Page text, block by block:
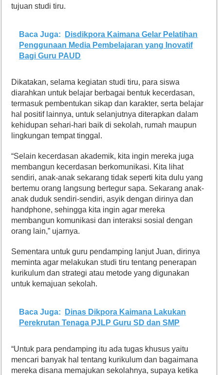
tujuan studi tiru.
Baca Juga:
Disdikpora Kaimana Gelar Pelatihan
Penggunaan Media Pembelajaran yang Inovatif
Bagi Guru PAUD
Dikatakan, selama kegiatan studi tiru, para siswa
diarahkan untuk belajar berbagai bentuk kecerdasan,
termasuk pembentukan sikap dan karakter, serta belajar
hal positif lainnya, untuk selanjutnya diterapkan dalam
kehidupan sehari-hari baik di sekolah, rumah maupun
lingkungan tempat tinggal.
“Selain kecerdasan akademik, kita ingin mereka juga
membangun kecerdasan berkomunikasi. Kita lihat
sendiri, anak-anak sekarang tidak seperti kita dulu yang
bertemu orang langsung bertegur sapa. Sekarang anak-
anak duduk sendiri-sendiri, asyik dengan dirinya dan
handphone, sehingga kita ingin agar mereka
membangun komunikasi dan interaksi sosial dengan
orang lain,” ujarnya.
Sementara untuk guru pendamping lanjut Juan, dirinya
meminta agar melakukan studi tiru tentang penerapan
kurikulum dan strategi atau metode yang digunakan
untuk kemajuan sekolah.
Baca Juga:
Dinas Dikpora Kaimana Lakukan
Perekrutan Tenaga PJLP Guru SD dan SMP
“Untuk para pendamping itu ada tugas khusus yaitu
mencari banyak hal tentang kurikulum dan bagaimana
mereka disana memajukan sekolahnya, supaya ketika